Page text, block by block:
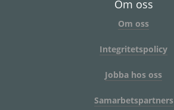
Om oss
Om oss
Integritetspolicy
Jobba hos oss
Samarbetspartners